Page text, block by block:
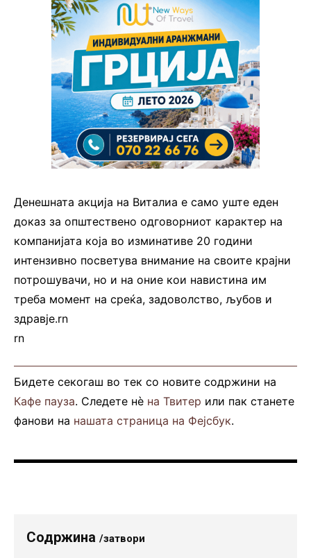
Денешната акција на Виталиа е само уште еден
доказ за општествено одговорниот карактер на
компанијата која во изминативе 20 години
интензивно посветува внимание на своите крајни
потрошувачи, но и на оние кои навистина им
треба момент на среќа, задоволство, љубов и
здравје.rn
rn
Бидете секогаш во тек со новите содржини на
Кафе пауза. Следете нè на Твитер или пак станете
фанови на нашата страница на Фејсбук.
Содржина /затвори